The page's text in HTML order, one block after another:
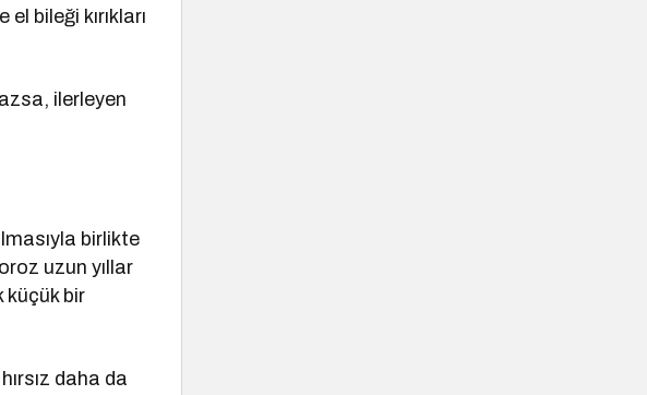
bileği kırıkları
ilerleyen
birlikte
uzun yıllar
küçük bir
daha da